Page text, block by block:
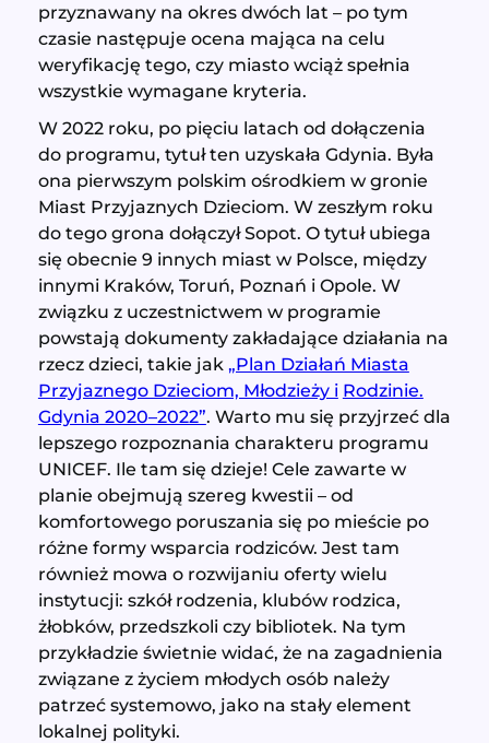
przyznawany na okres dwóch lat – po tym
czasie następuje ocena mająca na celu
weryfikację tego, czy miasto wciąż spełnia
wszystkie wymagane kryteria.
W 2022 roku, po pięciu latach od dołączenia
do programu, tytuł ten uzyskała Gdynia. Była
ona pierwszym polskim ośrodkiem w gronie
Miast Przyjaznych Dzieciom. W zeszłym roku
do tego grona dołączył Sopot. O tytuł ubiega
się obecnie 9 innych miast w Polsce, między
innymi Kraków, Toruń, Poznań i Opole. W
związku z uczestnictwem w programie
powstają dokumenty zakładające działania na
rzecz dzieci, takie jak „Plan Działań Miasta
Przyjaznego Dzieciom, Młodzieży i Rodzinie.
Gdynia 2020–2022”. Warto mu się przyjrzeć dla
lepszego rozpoznania charakteru programu
UNICEF. Ile tam się dzieje! Cele zawarte w
planie obejmują szereg kwestii – od
komfortowego poruszania się po mieście po
różne formy wsparcia rodziców. Jest tam
również mowa o rozwijaniu oferty wielu
instytucji: szkół rodzenia, klubów rodzica,
żłobków, przedszkoli czy bibliotek. Na tym
przykładzie świetnie widać, że na zagadnienia
związane z życiem młodych osób należy
patrzeć systemowo, jako na stały element
lokalnej polityki.